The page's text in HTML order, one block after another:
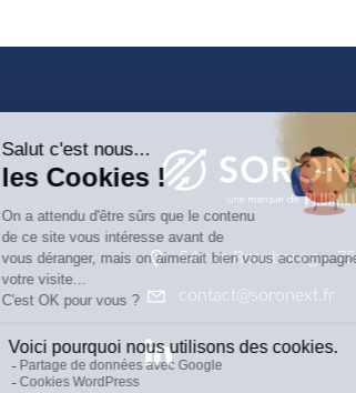
54 rue Beaubourg –
contact@soronext.fr